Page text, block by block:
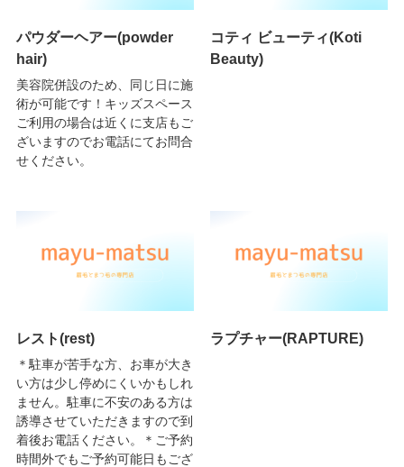
パウダーヘアー(powder
hair)
美容院併設のため、同じ日に施
術が可能です！キッズスペース
ご利用の場合は近くに支店もご
ざいますのでお電話にてお問合
せください。
コティ ビューティ(Koti
Beauty)
レスト(rest)
＊駐車が苦手な方、お車が大き
い方は少し停めにくいかもしれ
ません。駐車に不安のある方は
誘導させていただきますので到
着後お電話ください。＊ご予約
時間外でもご予約可能日もござ
ラプチャー(RAPTURE)